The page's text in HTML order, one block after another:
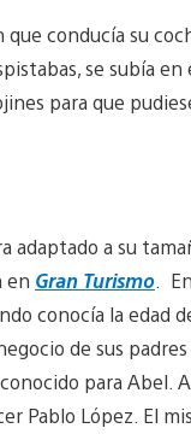
conducía su
se subía
para que
adaptado a su
en Gran Turismo .
conocía la edad
de sus
para Abel.
Pablo López. El